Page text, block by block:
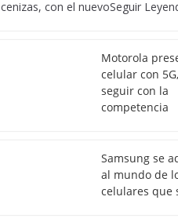
cenizas, con el nuevoSeguir
Motorola
celular con
seguir con la
competencia
Samsung se
al mundo de
celulares que